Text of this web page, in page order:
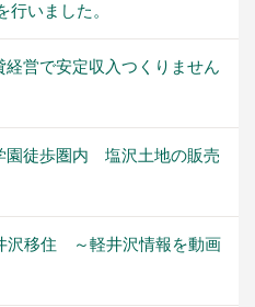
いました。
経営で安定収入つくりません
園徒歩圏内 塩沢土地の販売
沢移住 ～軽井沢情報を動画